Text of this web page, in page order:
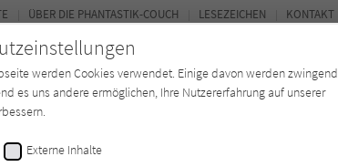
ÜBER DIE PHANTASTIK-COUCH LESEZEICHEN KONTAKT
werden Cookies verwendet. Einige davon werden zwingend
es uns andere ermöglichen, Ihre Nutzererfahrung auf unserer
Externe Inhalte